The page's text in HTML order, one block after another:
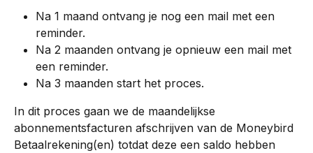
Na 1 maand ontvang je nog een mail met een
reminder.
Na 2 maanden ontvang je opnieuw een mail met
een reminder.
Na 3 maanden start het proces.
In dit proces gaan we de maandelijkse
abonnementsfacturen afschrijven van de Moneybird
Betaalrekening(en) totdat deze een saldo hebben